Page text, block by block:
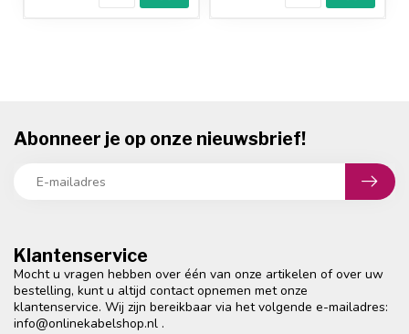
Klantenservice
Mocht u vragen hebben over één van onze artikelen of over uw
bestelling, kunt u altijd contact opnemen met onze
klantenservice. Wij zijn bereikbaar via het volgende e-mailadres:
info@onlinekabelshop.nl .
Abonneer je op onze nieuwsbrief!